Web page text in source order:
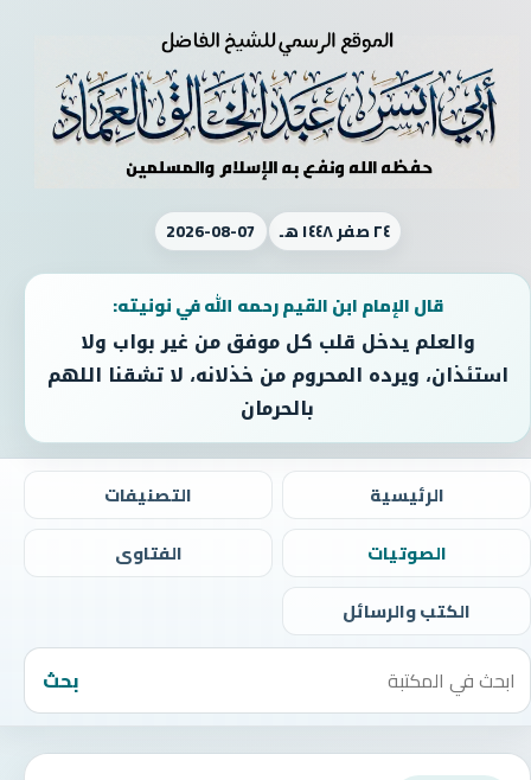
٢٤ صفر ١٤٤٨ هـ 2026-08-07
قال الإمام ابن القيم رحمه الله في نونيته:
والعلم يدخل قلب كل موفق من غير بواب ولا
استئذان، ويرده المحروم من خذلانه، لا تشقنا اللهم
بالحرمان
الرئيسية
التصنيفات
الصوتيات
الفتاوى
الكتب والرسائل
بحث